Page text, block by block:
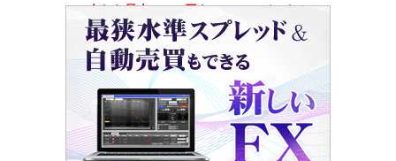
今なら最大10000円キャッシュバック！